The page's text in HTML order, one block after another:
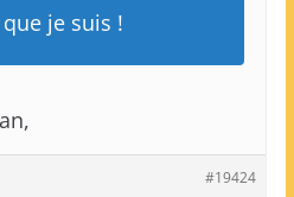
je suis !
#19424